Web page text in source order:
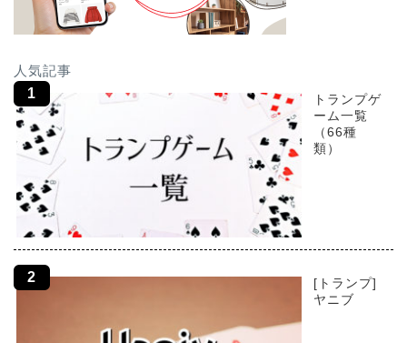
人気記事
トランプゲ
ーム一覧
（66種
類）
[トランプ]
ヤニブ